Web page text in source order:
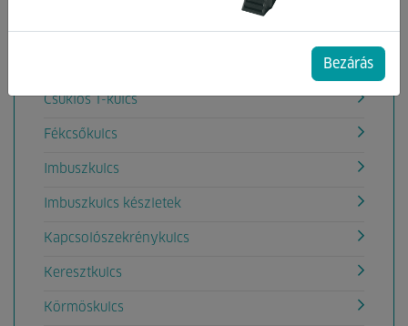
Csőkulcs
Csuklós T-kulcs
Fékcsőkulcs
Imbuszkulcs
Imbuszkulcs készletek
Kapcsolószekrénykulcs
Keresztkulcs
Körmöskulcs
Bezárás